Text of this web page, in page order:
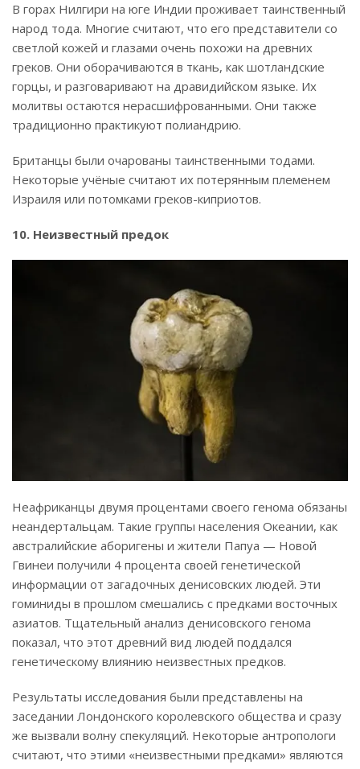
В горах Нилгири на юге Индии проживает таинственный
народ тода. Многие считают, что его представители со
светлой кожей и глазами очень похожи на древних
греков. Они оборачиваются в ткань, как шотландские
горцы, и разговаривают на дравидийском языке. Их
молитвы остаются нерасшифрованными. Они также
традиционно практикуют полиандрию.
Британцы были очарованы таинственными тодами.
Некоторые учёные считают их потерянным племенем
Израиля или потомками греков-киприотов.
10. Неизвестный предок
Неафриканцы двумя процентами своего генома обязаны
неандертальцам. Такие группы населения Океании, как
австралийские аборигены и жители Папуа — Новой
Гвинеи получили 4 процента своей генетической
информации от загадочных денисовских людей. Эти
гоминиды в прошлом смешались с предками восточных
азиатов. Тщательный анализ денисовского генома
показал, что этот древний вид людей поддался
генетическому влиянию неизвестных предков.
Результаты исследования были представлены на
заседании Лондонского королевского общества и сразу
же вызвали волну спекуляций. Некоторые антропологи
считают, что этими «неизвестными предками» являются